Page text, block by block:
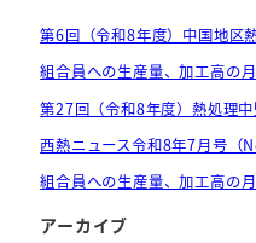
第6回（令和8年度）中国地区
組合員への生産量、加工高の
第27回（令和8年度）熱処理
西熱ニュース令和8年7月号（
組合員への生産量、加工高の
アーカイブ